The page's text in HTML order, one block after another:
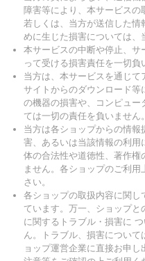
障害等により、本サービスの
若しくは、当方が送信した情
めに生じた損害については、
本サービスの中断や停止、サ
って受ける損害責任を一切負
当方は、本サービスを通じ
サイトからのダウンロード
の機器の損害や、コンピュー
ては一切の責任を負いません。
当方は各ショップからの情
害、あるいは当該情報の利用
体の合法性や道徳性、著作権
ません。各ショップのご利
さい。
各ショップの取扱内容に関し
ています。万一、ショップと
に関するトラブル・損害に
ん。トラブル、損害につい
ョップ運営企業に直接お申